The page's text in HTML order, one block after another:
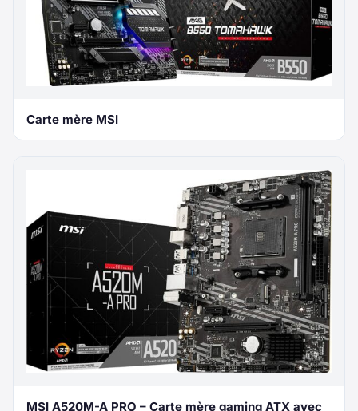
Carte mère MSI
MSI A520M-A PRO – Carte mère gaming ATX avec